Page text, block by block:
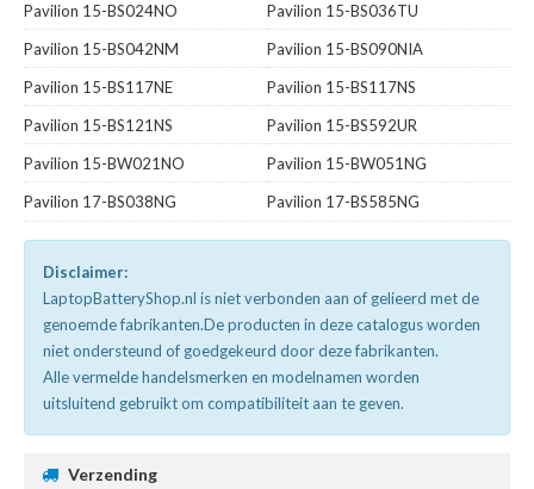
Pavilion 15-BS024NO
Pavilion 15-BS036TU
Pavilion 15-BS042NM
Pavilion 15-BS090NIA
Pavilion 15-BS117NE
Pavilion 15-BS117NS
Pavilion 15-BS121NS
Pavilion 15-BS592UR
Pavilion 15-BW021NO
Pavilion 15-BW051NG
Pavilion 17-BS038NG
Pavilion 17-BS585NG
Disclaimer:
LaptopBatteryShop.nl is niet verbonden aan of gelieerd met de
genoemde fabrikanten.De producten in deze catalogus worden
niet ondersteund of goedgekeurd door deze fabrikanten.
Alle vermelde handelsmerken en modelnamen worden
uitsluitend gebruikt om compatibiliteit aan te geven.
Verzending